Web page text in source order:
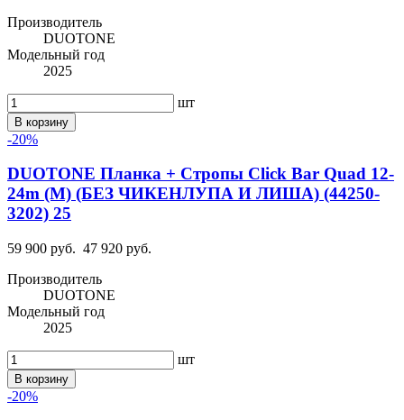
Производитель
DUOTONE
Модельный год
2025
шт
В корзину
-20%
DUOTONE Планка + Стропы Click Bar Quad 12-
24m (M) (БЕЗ ЧИКЕНЛУПА И ЛИША) (44250-
3202) 25
59 900 руб. 47 920 руб.
Производитель
DUOTONE
Модельный год
2025
шт
В корзину
-20%